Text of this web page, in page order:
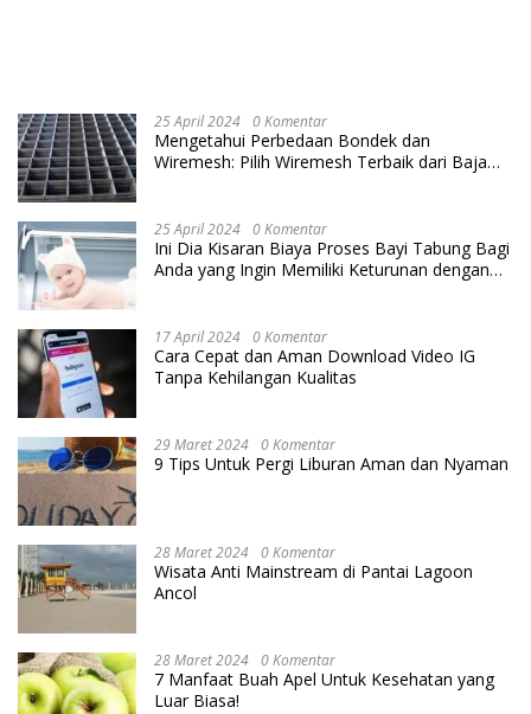
25 April 2024 0 Komentar
Mengetahui Perbedaan Bondek dan
Wiremesh: Pilih Wiremesh Terbaik dari Baja
25 April 2024 0 Komentar
Ini Dia Kisaran Biaya Proses Bayi Tabung Bagi
Anda yang Ingin Memiliki Keturunan dengan
17 April 2024 0 Komentar
Cara Cepat dan Aman Download Video IG
Tanpa Kehilangan Kualitas
29 Maret 2024 0 Komentar
9 Tips Untuk Pergi Liburan Aman dan Nyaman
28 Maret 2024 0 Komentar
Wisata Anti Mainstream di Pantai Lagoon
Ancol
28 Maret 2024 0 Komentar
7 Manfaat Buah Apel Untuk Kesehatan yang
Luar Biasa!